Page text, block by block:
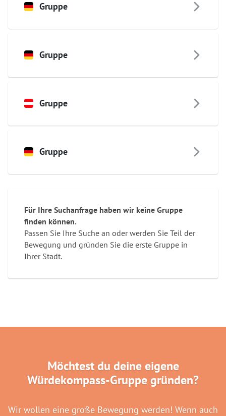
Gruppe
Gruppe
Gruppe
Gruppe
Für Ihre Suchanfrage haben wir keine Gruppe
finden können.
Passen Sie Ihre Suche an oder werden Sie Teil der
Bewegung und gründen Sie die erste Gruppe in
Ihrer Stadt.
Möchtest du deine eigene
Würdekompass-Gruppe gründen?
Wir wollen eine große Bewegung werden! Wenn auch